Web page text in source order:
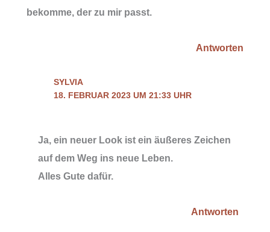
bekomme, der zu mir passt.
Antworten
SYLVIA
18. FEBRUAR 2023 UM 21:33 UHR
Ja, ein neuer Look ist ein äußeres Zeichen
auf dem Weg ins neue Leben.
Alles Gute dafür.
Antworten